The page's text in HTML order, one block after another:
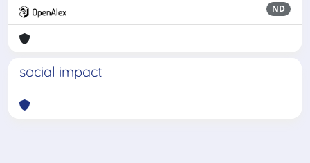
ND
social impact